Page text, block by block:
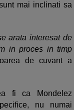
mai inclinati sa
arata interesat de
in proces in timp
de cuvant a
fi ca Mondelez
nu numai